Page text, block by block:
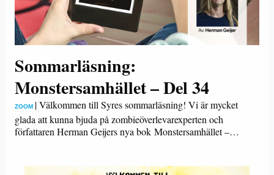
Sommarläsning:
Monstersamhället – Del 34
ZOOM |Välkommen till Syres sommarläsning! Vi är mycket
glada att kunna bjuda på zombieöverlevarexperten och
författaren Herman Geijers nya bok Monstersamhället –…